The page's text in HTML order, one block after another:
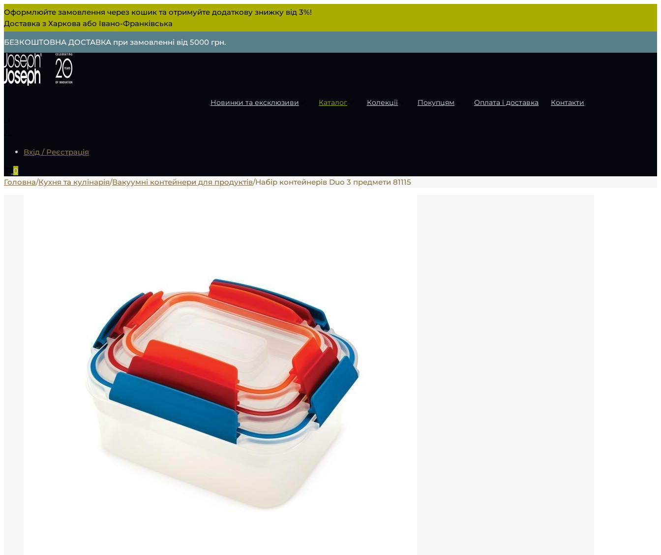
Оформлюйте замовлення через кошик та отримуйте додаткову знижку від 3%!
Доставка з Харкова або Івано-Франківська
БЕЗКОШТОВНА ДОСТАВКА при замовленні від 5000 грн.
Новинки та ексклюзиви Каталог Колекції Покупцям Оплата і доставка Контакти
Вхід / Реєстрація
0
Головна/Кухня та кулінарія/Вакуумні контейнери для продуктів/Набір контейнерів Duo 3 предмети 81115